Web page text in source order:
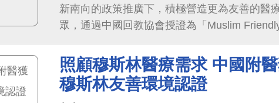
新南向的政策推廣下，積極營造更為友善的醫
眾，通過中國回教協會授證為「Muslim
照顧穆斯林醫療需求 中國附
穆斯林友善環境認證